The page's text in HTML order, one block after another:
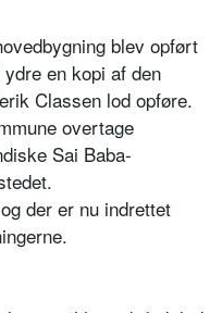
blev opført
en kopi af den
Classen lod opføre.
overtage
Sai Baba-
der er nu indrettet